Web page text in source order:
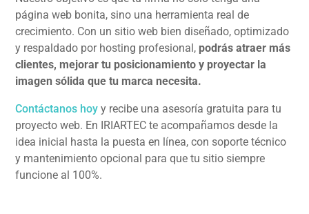
página web bonita, sino una herramienta real de
crecimiento. Con un sitio web bien diseñado, optimizado
y respaldado por hosting profesional, podrás atraer más
clientes, mejorar tu posicionamiento y proyectar la
imagen sólida que tu marca necesita.
Contáctanos hoy y recibe una asesoría gratuita para tu
proyecto web. En IRIARTEC te acompañamos desde la
idea inicial hasta la puesta en línea, con soporte técnico
y mantenimiento opcional para que tu sitio siempre
funcione al 100%.